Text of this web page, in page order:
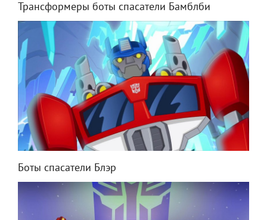
Трансформеры боты спасатели Бамблби
Боты спасатели Блэр